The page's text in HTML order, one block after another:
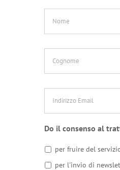
Nome *
Cognome *
Indirizzo
Email *
Do il consenso al
per fruire del
per l'invio di